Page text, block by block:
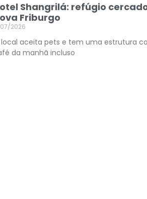
Shangrilá: refúgio
Friburgo
07/2026
aceita pets e tem uma estrutura
da manhã incluso